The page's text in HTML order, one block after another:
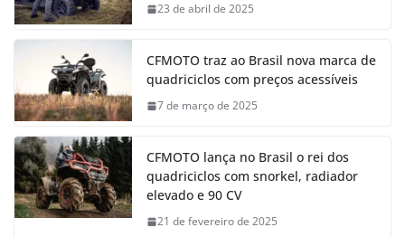
23 de abril de 2025
CFMOTO traz ao Brasil nova marca de
quadriciclos com preços acessíveis
7 de março de 2025
CFMOTO lança no Brasil o rei dos
quadriciclos com snorkel, radiador
elevado e 90 CV
21 de fevereiro de 2025